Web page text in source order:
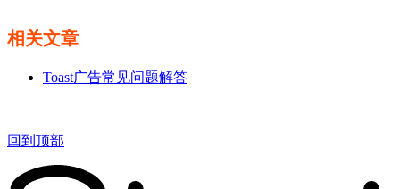
相关文章
Toast广告常见问题解答
回到顶部